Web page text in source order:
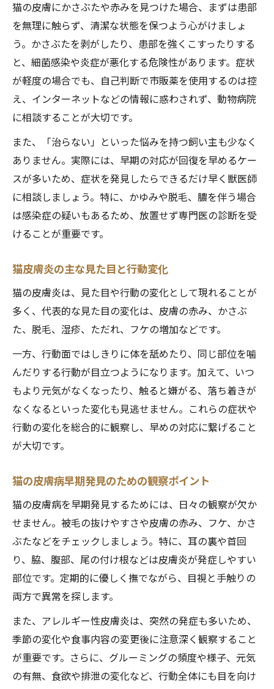
猫皮膚炎自然治癒のリスクと見極め方
猫の脱毛や赤みのケアポイントを紹介
猫の赤み対策に役立つ家庭でのケア方法
猫の皮膚炎薬やサプリの使い方と注意事項
猫皮膚炎で悪化を防ぐ日常の工夫ポイント
猫の皮膚にかさぶたや赤みを見つけた場合、まずは患部
を無理に触らず、清潔な状態を保つよう心がけましょ
う。かさぶたを剥がしたり、患部を強くこすったりする
と、細菌感染や炎症が悪化する危険性があります。症状
が軽度の場合でも、自己判断で市販薬を使用するのは控
え、インターネットなどの情報に惑わされず、動物病院
に相談することが大切です。
また、「治らない」といった悩みを持つ飼い主も少なく
ありません。実際には、早期の対応が回復を早めるケー
スが多いため、症状を発見したらできるだけ早く獣医師
に相談しましょう。特に、かゆみや脱毛、膿を伴う場合
は感染症の疑いもあるため、放置せず専門医の診断を受
けることが重要です。
猫皮膚炎の主な見た目と行動変化
猫の皮膚炎は、見た目や行動の変化として現れることが
多く、代表的な見た目の変化は、皮膚の赤み、かさぶ
た、脱毛、湿疹、ただれ、フケの増加などです。
一方、行動面ではしきりに体を舐めたり、同じ部位を噛
んだりする行動が目立つようになります。加えて、いつ
もより元気がなくなったり、触ると嫌がる、落ち着きが
なくなるといった変化も見逃せません。これらの症状や
行動の変化を総合的に観察し、早めの対応に繋げること
が大切です。
猫の皮膚病早期発見のための観察ポイント
猫の皮膚病を早期発見するためには、日々の観察が欠か
せません。被毛の抜けやすさや皮膚の赤み、フケ、かさ
ぶたなどをチェックしましょう。特に、耳の裏や首回
り、脇、腹部、尾の付け根などは皮膚炎が発症しやすい
部位です。定期的に優しく撫でながら、目視と手触りの
両方で異常を探します。
また、アレルギー性皮膚炎は、突然の発症も多いため、
季節の変化や食事内容の変更後に注意深く観察すること
が重要です。さらに、グルーミングの頻度や様子、元気
の有無、食欲や排泄の変化など、行動全体にも目を向け